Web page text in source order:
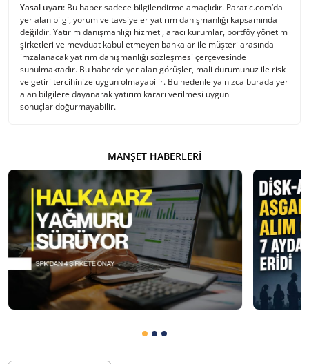
Yasal uyarı: Bu haber sadece bilgilendirme amaçlıdır. Paratic.com’da
yer alan bilgi, yorum ve tavsiyeler yatırım danışmanlığı kapsamında
değildir. Yatırım danışmanlığı hizmeti, aracı kurumlar, portföy yönetim
şirketleri ve mevduat kabul etmeyen bankalar ile müşteri arasında
imzalanacak yatırım danışmanlığı sözleşmesi çerçevesinde
sunulmaktadır. Bu haberde yer alan görüşler, mali durumunuz ile risk
ve getiri tercihinize uygun olmayabilir. Bu nedenle yalnızca burada yer
alan bilgilere dayanarak yatırım kararı verilmesi uygun
sonuçlar doğurmayabilir.
MANŞET HABERLERI